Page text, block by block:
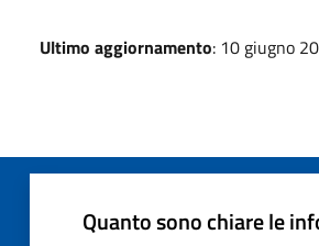
Ultimo aggiornamento: 10 giugno
Quanto sono chiare le